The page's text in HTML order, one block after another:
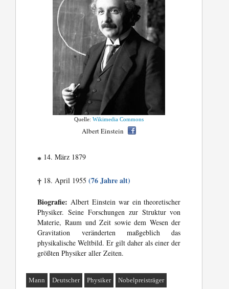
Quelle:Wikimedia Commons
Albert Einstein
* 14. März 1879
† 18. April 1955(76 Jahre alt)
Biografie: Albert Einstein war ein theoretischer
Physiker. Seine Forschungen zur Struktur von
Materie, Raum und Zeit sowie dem Wesen der
Gravitation veränderten maßgeblich das
physikalische Weltbild. Er gilt daher als einer der
größten Physiker aller Zeiten.
Mann Deutscher Physiker Nobelpreisträger